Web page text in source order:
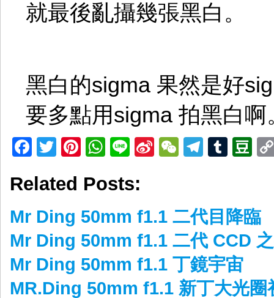
就最後亂攝幾張黑白。
黑白的sigma 果然是好
要多點用sigma 拍黑白啊
Facebook
TwitterPinterest
WhatsApp
LineSinaWeChat
Related Posts:
Mr Ding 50mm f1.1 二代目降臨
Mr Ding 50mm f1.1 二代 CCD
Mr Ding 50mm f1.1 丁鏡宇宙
MR.Ding 50mm f1.1 新丁大光圈